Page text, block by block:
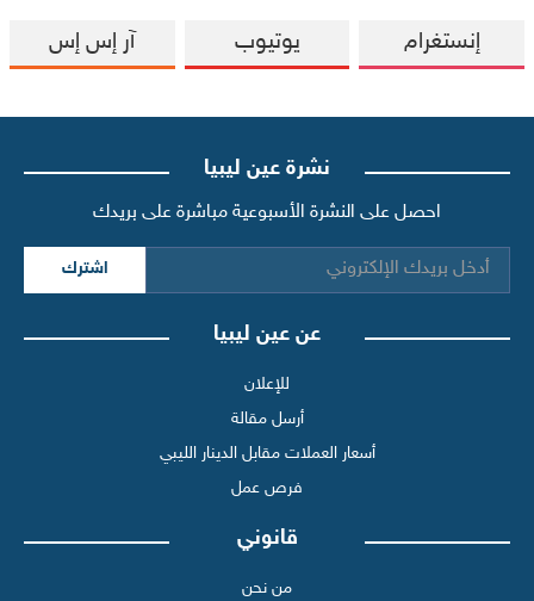
إنستغرام يوتيوب آر إس إس
نشرة عين ليبيا
احصل على النشرة الأسبوعية مباشرة على بريدك
اشترك
عن عين ليبيا
للإعلان
أرسل مقالة
أسعار العملات مقابل الدينار الليبي
فرص عمل
قانوني
من نحن